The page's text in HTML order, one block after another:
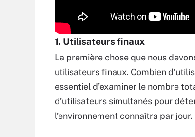
1. Utilisateurs finaux
La première chose que nous
utilisateurs finaux. Combien
essentiel d’examiner le nombre
d’utilisateurs simultanés pour
l’environnement connaîtra par jour.